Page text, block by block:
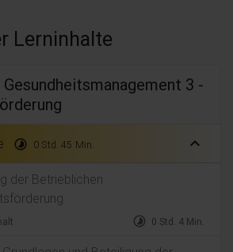
Lerninhalte
3 -
timelapse 0 Std. 45 Min. expand_less
der Betrieblichen
timelapse 0 Std. 4 Min.